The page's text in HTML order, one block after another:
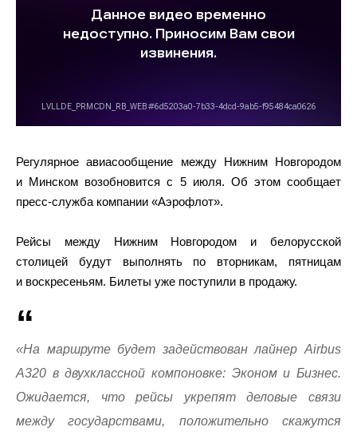
Регулярное авиасообщение между Нижним Новгородом
и Минском возобновится с 5 июля. Об этом сообщает
пресс-служба компании «Аэрофлот».
Рейсы между Нижним Новгородом и белорусской
столицей будут выполнять по вторникам, пятницам
и воскресеньям. Билеты уже поступили в продажу.
«На маршруте будет задействован лайнер Airbus
A320 в двухклассной компоновке: Эконом и Бизнес.
Ожидается, что рейсы укрепят деловые связи
между государствами, положительно скажутся